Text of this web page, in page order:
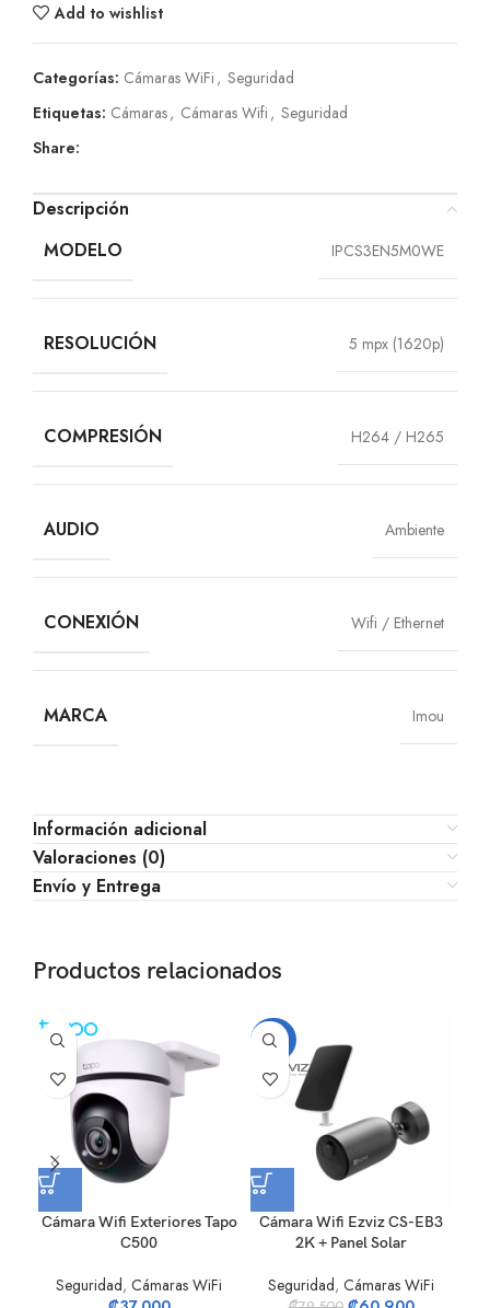
Add to wishlist
Categorías: Cámaras WiFi , Seguridad
Etiquetas: Cámaras, Cámaras Wifi , Seguridad
Share:
Descripción
MODELO
IPCS3EN5M0WE
RESOLUCIÓN 5 mpx (1620p)
COMPRESIÓN H264 / H265
AUDIO Ambiente
CONEXIÓN Wifi / Ethernet
MARCA Imou
Información adicional
Valoraciones (0)
Envío y Entrega
Productos relacionados
Cámara Wifi Exteriores Tapo
C500
Seguridad, Cámaras WiFi
-23%
Cámara Wifi Ezviz CS-EB3
2K + Panel Solar
Seguridad, Cámaras WiFi